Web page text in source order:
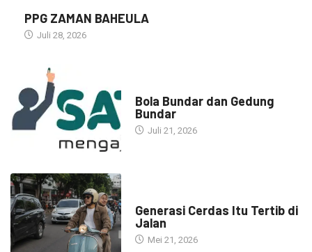
PPG ZAMAN BAHEULA
Juli 28, 2026
Bola Bundar dan Gedung
Bundar
Juli 21, 2026
Generasi Cerdas Itu Tertib di
Jalan
Mei 21, 2026